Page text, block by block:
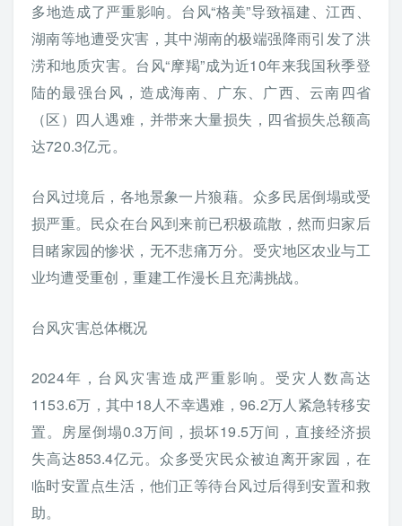
多地造成了严重影响。台风“格美”导致福建、江西、
湖南等地遭受灾害，其中湖南的极端强降雨引发了洪
涝和地质灾害。台风“摩羯”成为近10年来我国秋季登
陆的最强台风，造成海南、广东、广西、云南四省
（区）四人遇难，并带来大量损失，四省损失总额高
达720.3亿元。
台风过境后，各地景象一片狼藉。众多民居倒塌或受
损严重。民众在台风到来前已积极疏散，然而归家后
目睹家园的惨状，无不悲痛万分。受灾地区农业与工
业均遭受重创，重建工作漫长且充满挑战。
台风灾害总体概况
2024年，台风灾害造成严重影响。受灾人数高达
1153.6万，其中18人不幸遇难，96.2万人紧急转移安
置。房屋倒塌0.3万间，损坏19.5万间，直接经济损
失高达853.4亿元。众多受灾民众被迫离开家园，在
临时安置点生活，他们正等待台风过后得到安置和救
助。